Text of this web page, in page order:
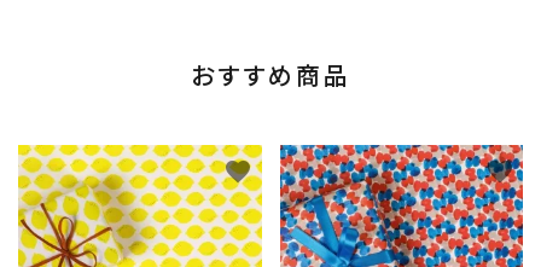
おすすめ商品
favorite favorite